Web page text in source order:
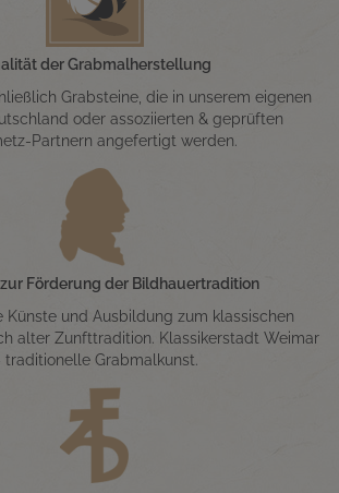
der Grabmalherstellung
Grabsteine, die in unserem eigenen
oder assoziierten & geprüften
Partnern angefertigt werden.
Förderung der Bildhauertradition
Künste und Ausbildung zum klassischen
alter Zunfttradition. Klassikerstadt Weimar
traditionelle Grabmalkunst.